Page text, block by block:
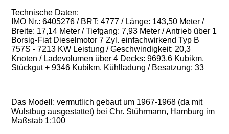
Technische Daten:
IMO Nr.: 6405276 / BRT: 4777 / Länge: 143,50 Meter /
Breite: 17,14 Meter / Tiefgang: 7,93 Meter / Antrieb über 1
Borsig-Fiat Dieselmotor 7 Zyl. einfachwirkend Typ B
757S - 7213 KW Leistung / Geschwindigkeit: 20,3
Knoten / Ladevolumen über 4 Decks: 9693,6 Kubikm.
Stückgut + 9346 Kubikm. Kühlladung / Besatzung: 33
Das Modell: vermutlich gebaut um 1967-1968 (da mit
Wulstbug ausgestattet) bei Chr. Stührmann, Hamburg im
Maßstab 1:100